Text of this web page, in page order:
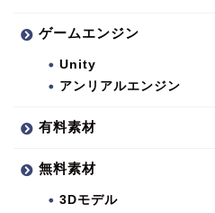
ゲームエンジン
Unity
アンリアルエンジン
有料素材
無料素材
3Dモデル